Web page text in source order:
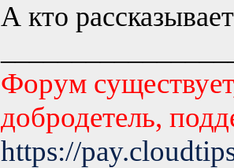
А кто
Форум
добродетель,
https://